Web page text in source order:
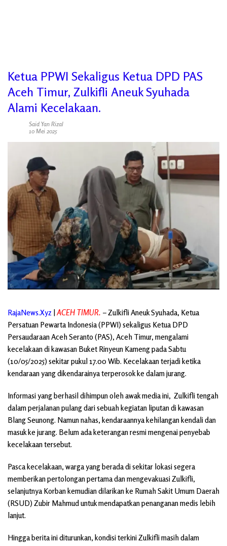
Ketua PPWI Sekaligus Ketua DPD PAS
Aceh Timur, Zulkifli Aneuk Syuhada
Alami Kecelakaan.
Said Yan Rizal
10 Mei 2025
RajaNews.Xyz |ACEH TIMUR. – Zulkifli Aneuk Syuhada, Ketua
Persatuan Pewarta Indonesia (PPWI) sekaligus Ketua DPD
Persaudaraan Aceh Seranto (PAS), Aceh Timur, mengalami
kecelakaan di kawasan Buket Rinyeun Kameng pada Sabtu
(10/05/2025) sekitar pukul 17.00 Wib. Kecelakaan terjadi ketika
kendaraan yang dikendarainya terperosok ke dalam jurang.
Informasi yang berhasil dihimpun oleh awak media ini, Zulkifli tengah
dalam perjalanan pulang dari sebuah kegiatan liputan di kawasan
Blang Seunong. Namun nahas, kendaraannya kehilangan kendali dan
masuk ke jurang. Belum ada keterangan resmi mengenai penyebab
kecelakaan tersebut.
Pasca kecelakaan, warga yang berada di sekitar lokasi segera
memberikan pertolongan pertama dan mengevakuasi Zulkifli,
selanjutnya Korban kemudian dilarikan ke Rumah Sakit Umum Daerah
(RSUD) Zubir Mahmud untuk mendapatkan penanganan medis lebih
lanjut.
Hingga berita ini diturunkan, kondisi terkini Zulkifli masih dalam